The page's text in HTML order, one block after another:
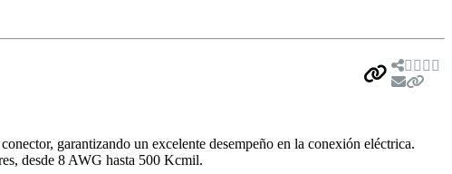
garantizando un excelente desempeño en la conexión eléctrica.
desde 8 AWG hasta 500 Kcmil.